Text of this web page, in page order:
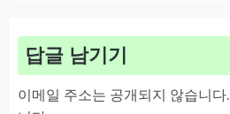
답글 남기기
이메일 주소는 공개되지 않습니다.